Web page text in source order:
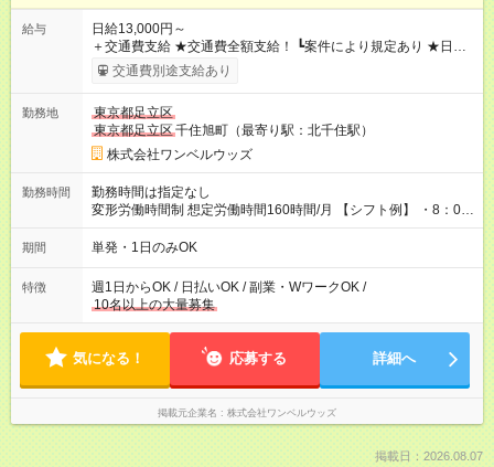
給与
日給13,000円～
＋交通費支給 ★交通費全額支給！ ┗案件により規定あり ★日払
いOK！（規定あり） ┗働いたその日に現金GET♪ お仕事後はコ
ンビニATMから 日払い分を引き落とせます！ 【試用期間】試
交通費別途支給あり
勤務地
東京都足立区
東京都足立区千住旭町（最寄り駅：北千住駅）
株式会社ワンベルウッズ
勤務時間
勤務時間は指定なし
変形労働時間制 想定労働時間160時間/月 【シフト例】 ・8：00
～21：00
期間 単発・1日のみOK
特徴
週1日からOK / 日払いOK / 副業・WワークOK /
10名以上の大量募集
気になる！ 応募する 詳細へ
掲載元企業名 株式会社ワンベルウッズ
掲載日：2026.08.07